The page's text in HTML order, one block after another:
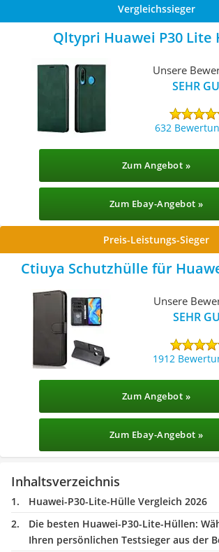
Vergleichssieger
Qltypri Huawei P30 Lite
Unsere
SEHR
632
Zum Angebot »
Zum Ebay-Angebot »
Preis-Leistungs-Sieger
Ctiuya Schutzhülle für
Unsere
SEHR
1912
Zum Angebot »
Zum Ebay-Angebot »
Inhaltsverzeichnis
Huawei-P30-Lite-Hülle Vergleich 2026
Die besten Huawei-P30-Lite-Hüllen:
Ihren persönlichen Testsieger aus der